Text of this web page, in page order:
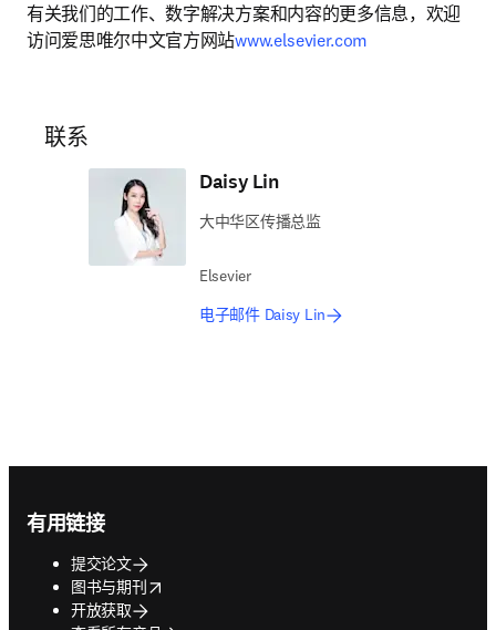
有关我们的工作、数字解决方案和内容的更多信息，欢迎
访问爱思唯尔中文官方网站www.elsevier.com
联系
Daisy Lin
大中华区传播总监
Elsevier
电子邮件 Daisy Lin
有用链接
提交论文
图书与期刊
opens in new tab/window
开放获取